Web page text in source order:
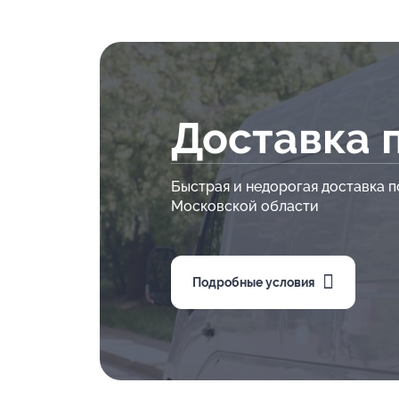
Доставка
Быстрая и недорогая доставка
Московской области
Подробные условия